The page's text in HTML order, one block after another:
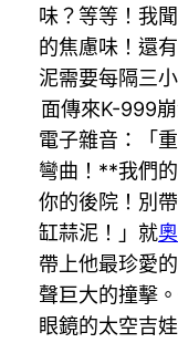
味？等等！我
的焦慮味！還
泥需要每隔三
面傳來K-999
電子雜音：「
彎曲！**我們
你的後院！別
缸蒜泥！」就
帶上他最珍愛
聲巨大的撞擊
眼鏡的太空吉